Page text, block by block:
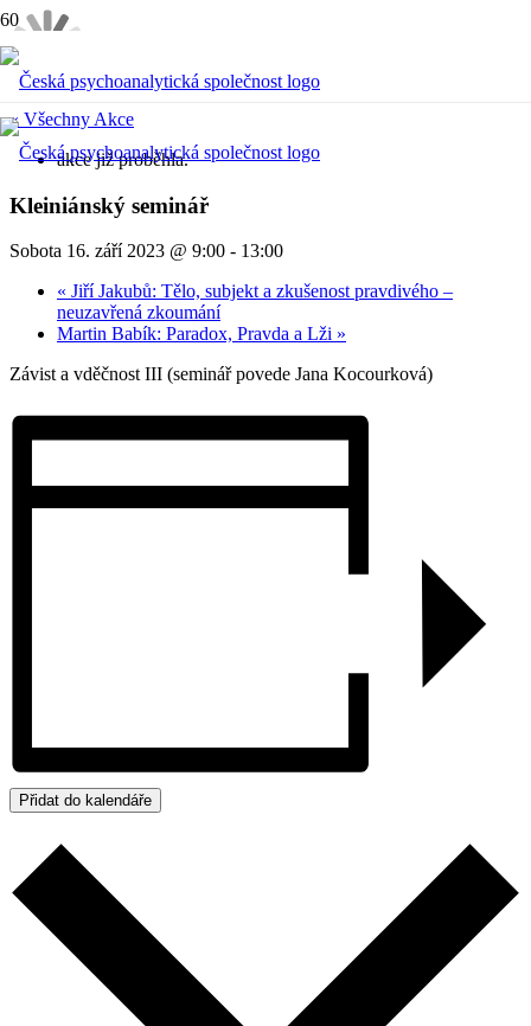
« Všechny Akce
akce již proběhla.
Kleiniánský seminář
Sobota 16. září 2023 @ 9:00 - 13:00
« Jiří Jakubů: Tělo, subjekt a zkušenost pravdivého –
neuzavřená zkoumání
Martin Babík: Paradox, Pravda a Lži »
Závist a vděčnost III (seminář povede Jana Kocourková)
Přidat do kalendáře